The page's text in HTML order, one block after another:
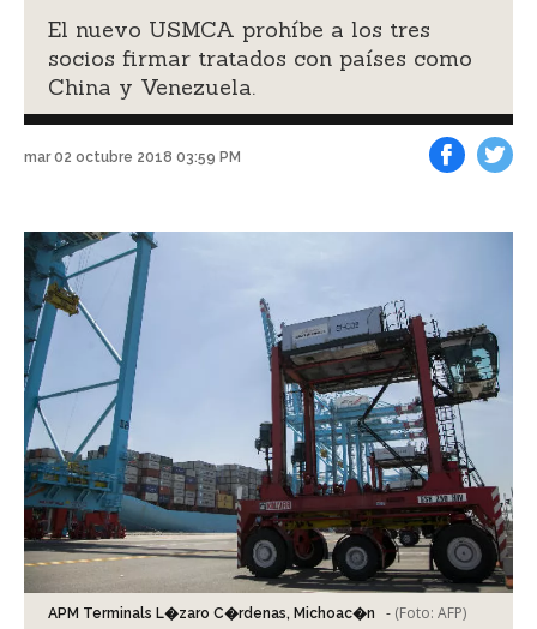
El nuevo USMCA prohíbe a los tres
socios firmar tratados con países como
China y Venezuela.
mar 02 octubre 2018 03:59 PM
APM Terminals L�zaro C�rdenas, Michoac�n - (Foto: AFP)